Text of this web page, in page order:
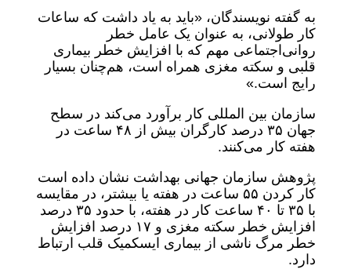
به گفته نویسندگان، «باید به یاد داشت که ساعات
کار طولانی، به عنوان یک عامل خطر
روانی‌اجتماعی مهم که با افزایش خطر بیماری
قلبی و سکته مغزی همراه است، هم‌چنان بسیار
رایج است.»
سازمان بین المللی کار برآورد می‌کند در سطح
جهان ۳۵ درصد کارگران بیش از ۴۸ ساعت در
هفته کار می‌کنند.
پژوهش سازمان جهانی بهداشت نشان داده است
کار کردن ۵۵ ساعت در هفته یا بیشتر، در مقایسه
با ۳۵ تا ۴۰ ساعت کار در هفته، با حدود ۳۵ درصد
افزایش خطر سکته مغزی و ۱۷ درصد افزایش
خطر مرگ ناشی از بیماری ایسکمیک قلب ارتباط
دارد.